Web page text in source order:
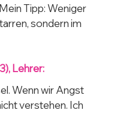
Tipp: Weniger
sondern im
Lehrer:
Wenn wir Angst
verstehen. Ich